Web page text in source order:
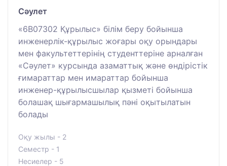
Сәулет
«6В07302 Құрылыс» білім беру бойынша
инженерлік-құрылыс жоғары оқу орындары
мен факультеттерінің студенттеріне арналған
«Сәулет» курсында азаматтық және өндірістік
ғимараттар мен имараттар бойынша
инженер-құрылысшылар қызметі бойынша
болашақ шығармашылық пәні оқытылатын
болады
Оқу жылы - 2
Семестр - 1
Несиелер - 5